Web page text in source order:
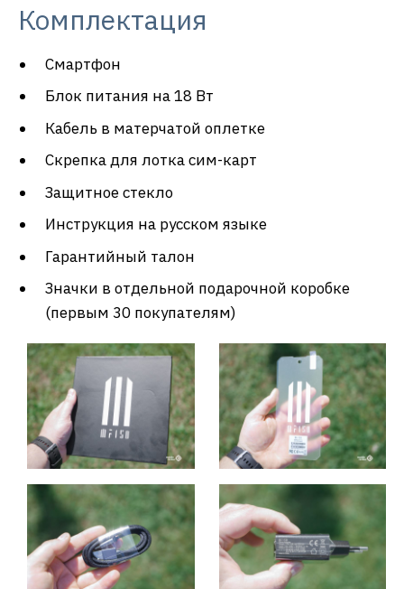
Комплектация
Смартфон
Блок питания на 18 Вт
Кабель в матерчатой оплетке
Скрепка для лотка сим-карт
Защитное стекло
Инструкция на русском языке
Гарантийный талон
Значки в отдельной подарочной коробке
(первым 30 покупателям)